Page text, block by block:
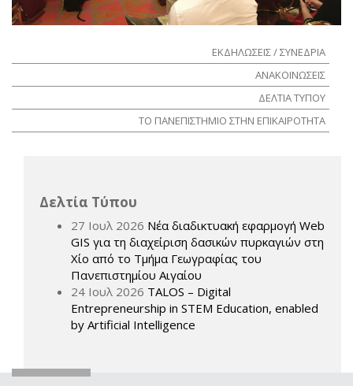
ΕΚΔΗΛΩΣΕΙΣ / ΣΥΝΕΔΡΙΑ
ΑΝΑΚΟΙΝΩΣΕΙΣ
ΔΕΛΤΙΑ ΤΥΠΟΥ
ΤΟ ΠΑΝΕΠΙΣΤΗΜΙΟ ΣΤΗΝ ΕΠΙΚΑΙΡΟΤΗΤΑ
Δελτία Τύπου
27 Ιουλ 2026 Νέα διαδικτυακή εφαρμογή Web
GIS για τη διαχείριση δασικών πυρκαγιών στη
Χίο από το Τμήμα Γεωγραφίας του
Πανεπιστημίου Αιγαίου
24 Ιουλ 2026 TALOS – Digital
Entrepreneurship in STEM Education, enabled
by Artificial Intelligence